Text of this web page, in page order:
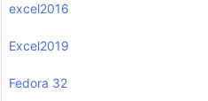
excel2016
Excel2019
Fedora 32